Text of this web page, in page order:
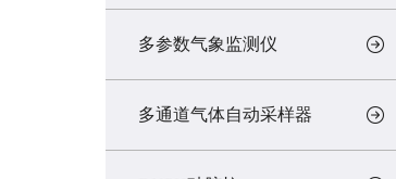
多参数气象监测仪
多通道气体自动采样器